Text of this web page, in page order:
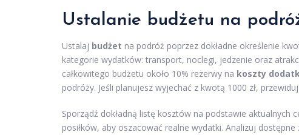
Ustalanie budżetu na
Ustalaj budżet na podróż poprzez dokładne określenie
kategorie wydatków: transport, noclegi, jedzenie oraz
całkowitego budżetu około 10% rezerwy na koszty
podróży. Jeśli planujesz wyjechać z kwotą 1000 zł,
Sporządź dokładną listę kosztów na podstawie aktualnych
posiłków, aby oszacować realne wydatki. Analizuj